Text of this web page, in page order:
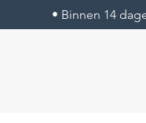
• Binnen 14